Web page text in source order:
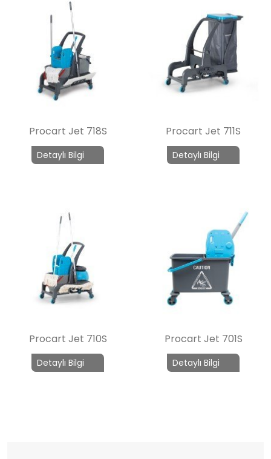
Procart Jet 718S
Detaylı Bilgi
Procart Jet 711S
Detaylı Bilgi
Procart Jet 710S
Detaylı Bilgi
Procart Jet 701S
Detaylı Bilgi